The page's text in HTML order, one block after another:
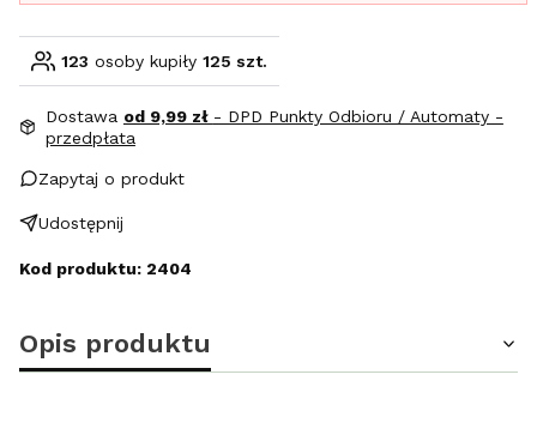
123 osoby kupiły 125 szt.
Dostawa od 9,99 zł - DPD Punkty Odbioru / Automaty -
przedpłata
Zapytaj o produkt
Udostępnij
Kod produktu: 2404
Opis produktu